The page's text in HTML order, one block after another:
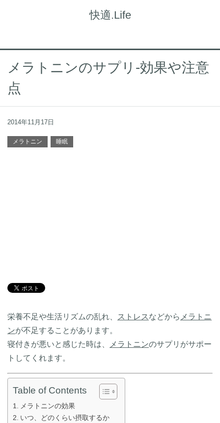
快適.Life
メラトニンのサプリ-効果や注意
点
2014年11月17日
メラトニン 睡眠
栄養不足や生活リズムの乱れ、 ストレス などから メラトニ
ンが不足することがあります。
寝付きが悪いと感じた時は、
メラトニンのサプリがサポー
トしてくれます。
Table of Contents
メラトニンの効果
いつ、どのくらい摂取するか